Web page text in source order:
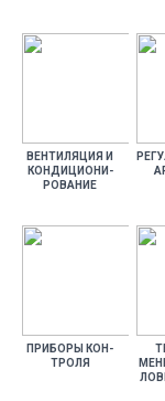
ВЕН­ТИ­ЛЯЦИЯ И
КОН­ДИ­ЦИ­ОНИ­
РОВА­НИЕ
ПРИ­БОРЫ КОН­
ТРО­ЛЯ